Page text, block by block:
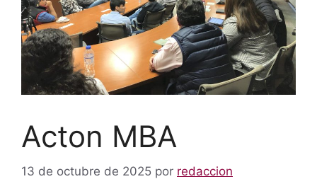
Acton MBA
13 de octubre de 2025 por redaccion